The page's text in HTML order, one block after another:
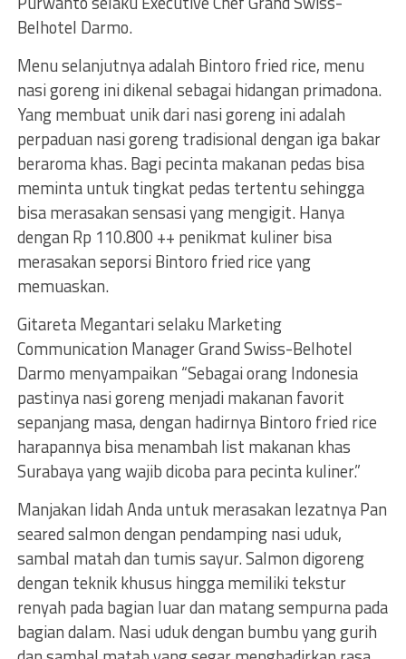
Belhotel Darmo.
Menu selanjutnya adalah Bintoro fried rice, menu
nasi goreng ini dikenal sebagai hidangan primadona.
Yang membuat unik dari nasi goreng ini adalah
perpaduan nasi goreng tradisional dengan iga bakar
beraroma khas. Bagi pecinta makanan pedas bisa
meminta untuk tingkat pedas tertentu sehingga
bisa merasakan sensasi yang mengigit. Hanya
dengan Rp 110.800 ++ penikmat kuliner bisa
merasakan seporsi Bintoro fried rice yang
memuaskan.
Gitareta Megantari selaku Marketing
Communication Manager Grand Swiss-Belhotel
Darmo menyampaikan “Sebagai orang Indonesia
pastinya nasi goreng menjadi makanan favorit
sepanjang masa, dengan hadirnya Bintoro fried rice
harapannya bisa menambah list makanan khas
Surabaya yang wajib dicoba para pecinta kuliner.”
Manjakan lidah Anda untuk merasakan lezatnya Pan
seared salmon dengan pendamping nasi uduk,
sambal matah dan tumis sayur. Salmon digoreng
dengan teknik khusus hingga memiliki tekstur
renyah pada bagian luar dan matang sempurna pada
bagian dalam. Nasi uduk dengan bumbu yang gurih